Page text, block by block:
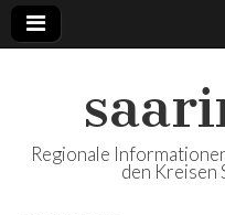
Regionale
den Kreisen